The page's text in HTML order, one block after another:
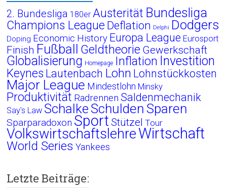
2. Bundesliga 180er Austerität Bundesliga
Champions League Deflation Delphi Dodgers
Doping Economic History Europa League Eurosport
Finish Fußball Geldtheorie Gewerkschaft
Globalisierung Homepage Inflation Investition
Keynes Lautenbach Lohn Lohnstückkosten
Major League Mindestlohn Minsky
Produktivität Radrennen Saldenmechanik
Say's Law Schalke Schulden Sparen
Sparparadoxon Sport Stützel Tour
VolkswirtschaftslehreWirtschaft
World Series Yankees
Letzte Beiträge: